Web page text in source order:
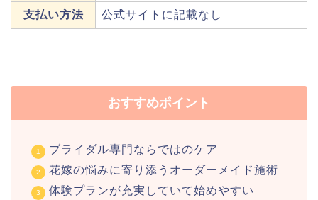
支払い方法 公式サイトに記載なし
おすすめポイント
ブライダル専門ならではのケア
花嫁の悩みに寄り添うオーダーメイド施術
体験プランが充実していて始めやすい